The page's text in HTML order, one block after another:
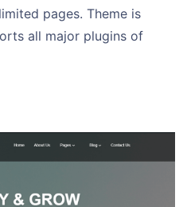
pages. Theme is
all major plugins of